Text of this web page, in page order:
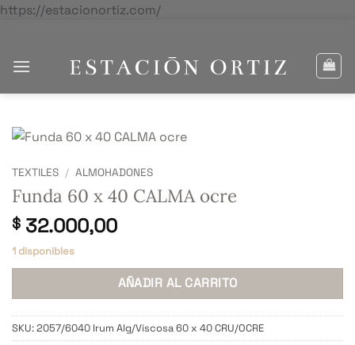
https://estacionortiz.com/Saltar
TEXTILES / ALMOHADONES
Funda 60 x 40 CALMA ocre
$ 32.000,00
1 disponibles
AÑADIR AL CARRITO
SKU:2057/6040 Irum Alg/Viscosa 60 x 40 CRU/OCRE